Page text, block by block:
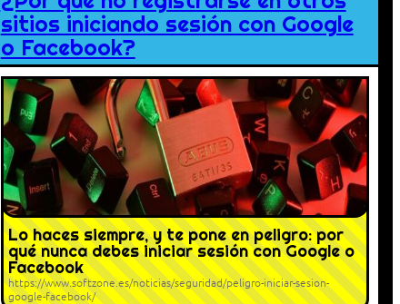
sitios iniciando sesión con Google
o Facebook?
Lo haces siempre, y te pone en peligro: por
qué nunca debes iniciar sesión con Google o
Facebook
https://www.softzone.es/noticias/seguridad/peligro-iniciar-sesion-
google-facebook/